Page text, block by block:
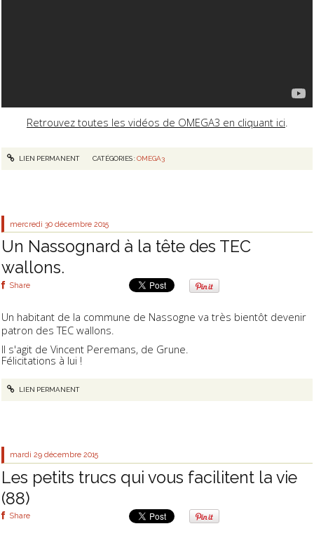
Retrouvez toutes les vidéos de OMEGA3 en cliquant ici
LIEN PERMANENT CATÉGORIES :OMEGA3
mercredi 30 décembre 2015
Un Nassognard à la tête des TEC
wallons.
Share
Un habitant de la commune de Nassogne va très bientôt devenir
patron des TEC wallons.
Il s'agit de Vincent Peremans, de Grune.
Félicitations à lui !
LIEN PERMANENT
mardi 29 décembre 2015
Les petits trucs qui vous facilitent la vie
(88)
Share